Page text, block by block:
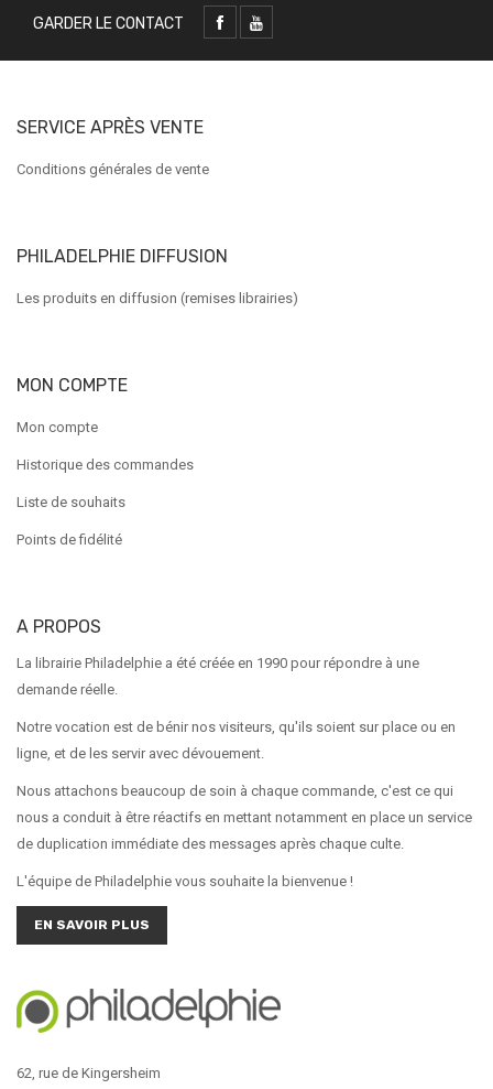
GARDER LE CONTACT
SERVICE APRÈS VENTE
Conditions générales de vente
PHILADELPHIE DIFFUSION
Les produits en diffusion (remises librairies)
MON COMPTE
Mon compte
Historique des commandes
Liste de souhaits
Points de fidélité
A PROPOS
La librairie Philadelphie a été créée en 1990 pour répondre à une
demande réelle.
Notre vocation est de bénir nos visiteurs, qu'ils soient sur place ou en
ligne, et de les servir avec dévouement.
Nous attachons beaucoup de soin à chaque commande, c'est ce qui
nous a conduit à être réactifs en mettant notamment en place un service
de duplication immédiate des messages après chaque culte.
L'équipe de Philadelphie vous souhaite la bienvenue !
EN SAVOIR PLUS
62, rue de Kingersheim